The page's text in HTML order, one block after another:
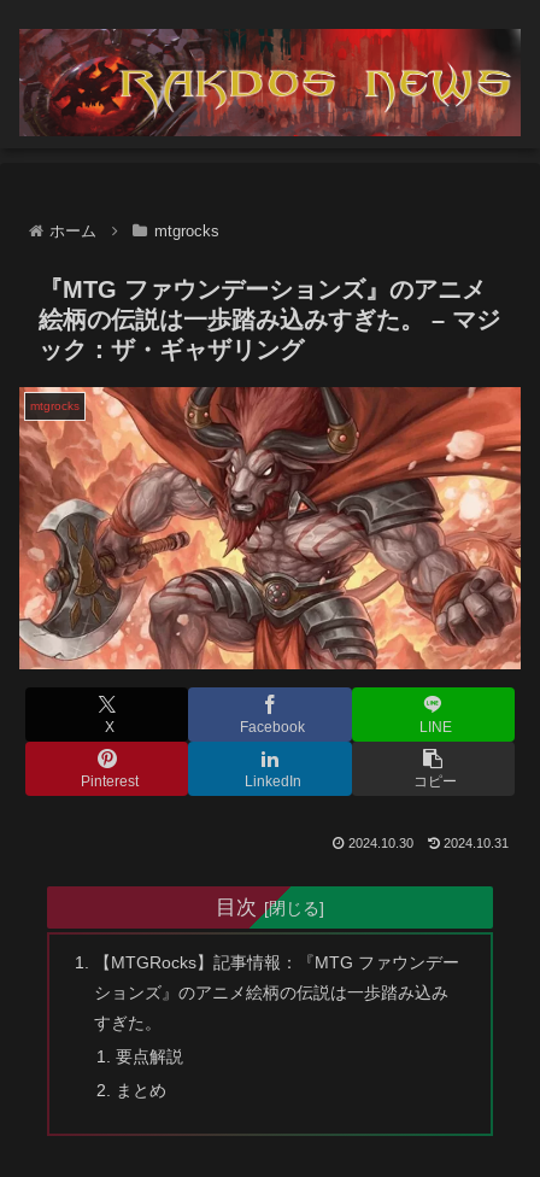
ホーム mtgrocks
『MTG ファウンデーションズ』のアニメ
絵柄の伝説は一歩踏み込みすぎた。 – マジ
ック：ザ・ギャザリング
mtgrocks
X Facebook LINE
Pinterest LinkedIn コピー
2024.10.30 2024.10.31
目次
【MTGRocks】記事情報：『MTG ファウンデー
ションズ』のアニメ絵柄の伝説は一歩踏み込み
すぎた。
要点解説
まとめ